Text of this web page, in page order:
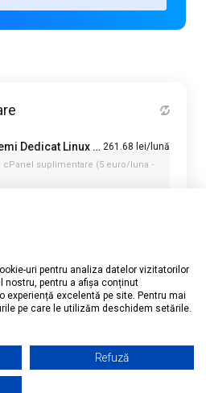
Semi Dedicat Linux - Semi Dedicat Linux SDL 1 261.68 lei/lună
cPanel suplimentare (5 euro/luna + TVA / 10
Română
uri pentru analiza datelor vizitatorilor
nostru, pentru a afișa conținut
experiență excelentă pe site. Pentru mai
pe care le utilizăm deschidem setările.
Refuză